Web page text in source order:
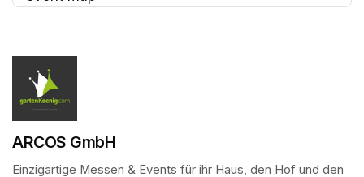
ARCOS GmbH
Einzigartige Messen & Events für ihr Haus, den Hof und den